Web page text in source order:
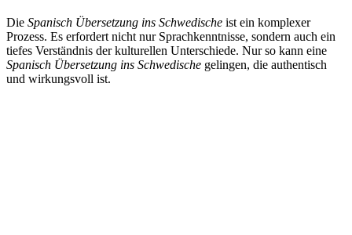
Die Spanisch Übersetzung ins Schwedische ist ein komplexer
Prozess. Es erfordert nicht nur Sprachkenntnisse, sondern auch ein
tiefes Verständnis der kulturellen Unterschiede. Nur so kann eine
Spanisch Übersetzung ins Schwedische gelingen, die authentisch
und wirkungsvoll ist.